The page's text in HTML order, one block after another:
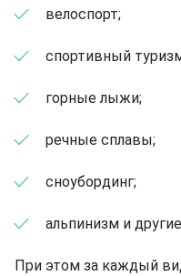
велоспорт;
спортивный
горные лыжи;
речные сплавы;
сноубординг;
альпинизм и
При этом за каждый